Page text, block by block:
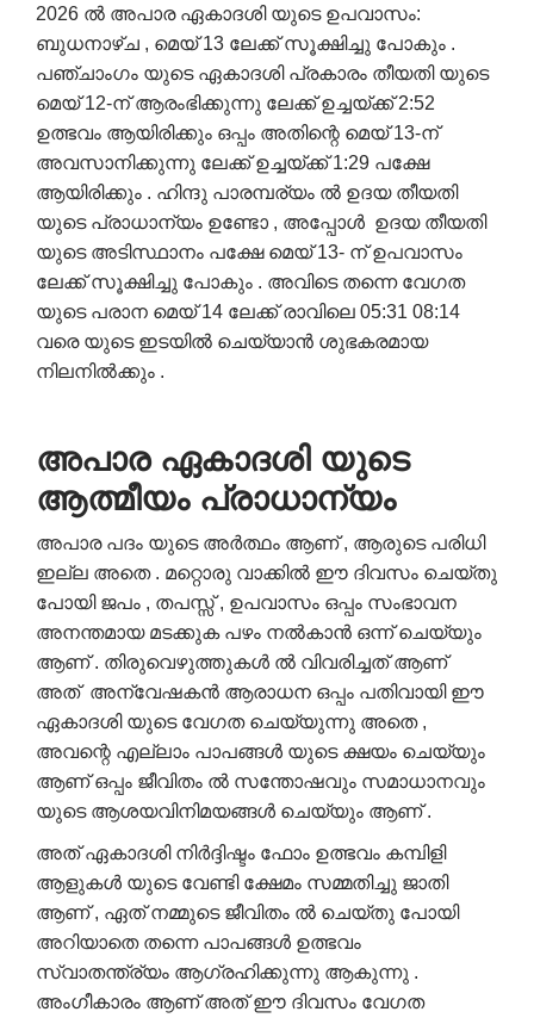
2026 ൽ​ അപാര ഏകാദശി യുടെ ഉപവാസം:
ബുധനാഴ്ച , മെയ് 13 ലേക്ക് സൂക്ഷിച്ചു പോകും .
പഞ്ചാംഗം യുടെ ഏകാദശി പ്രകാരം​ തീയതി യുടെ
മെയ് 12-ന് ആരംഭിക്കുന്നു ലേക്ക് ഉച്ചയ്ക്ക് 2:52
ഉത്ഭവം ആയിരിക്കും ഒപ്പം അതിന്റെ മെയ് 13-ന്
അവസാനിക്കുന്നു ലേക്ക് ഉച്ചയ്ക്ക് 1:29 പക്ഷേ
ആയിരിക്കും . ഹിന്ദു പാരമ്പര്യം ൽ ഉദയ തീയതി
യുടെ പ്രാധാന്യം ഉണ്ടോ , അപ്പോൾ ഉദയ തീയതി
യുടെ അടിസ്ഥാനം പക്ഷേ മെയ് 13- ന് ഉപവാസം
ലേക്ക് സൂക്ഷിച്ചു പോകും . അവിടെ തന്നെ വേഗത
യുടെ പരാന മെയ് 14 ലേക്ക് രാവിലെ 05:31 08:14
വരെ യുടെ ഇടയിൽ ചെയ്യാൻ ശുഭകരമായ
നിലനിൽക്കും .
അപാര ഏകാദശി യുടെ
ആത്മീയം പ്രാധാന്യം
അപാര പദം യുടെ അർത്ഥം ആണ് , ആരുടെ പരിധി
ഇല്ല അതെ . മറ്റൊരു വാക്കിൽ ഈ ദിവസം ചെയ്തു
പോയി ജപം , തപസ്സ് , ഉപവാസം ഒപ്പം സംഭാവന
അനന്തമായ മടക്കുക പഴം നൽകാൻ ഒന്ന് ചെയ്യും
ആണ് . തിരുവെഴുത്തുകൾ ൽ വിവരിച്ചത് ആണ്
അത് അന്വേഷകൻ ആരാധന ഒപ്പം പതിവായി ഈ
ഏകാദശി യുടെ വേഗത ചെയ്യുന്നു അതെ ,
അവന്റെ എല്ലാം പാപങ്ങൾ യുടെ ക്ഷയം ചെയ്യും
ആണ് ഒപ്പം ജീവിതം ൽ സന്തോഷവും സമാധാനവും​
യുടെ ആശയവിനിമയങ്ങൾ ചെയ്യും ആണ് .
അത് ഏകാദശി നിർദ്ദിഷ്ടം ഫോം ഉത്ഭവം കമ്പിളി
ആളുകൾ യുടെ വേണ്ടി ക്ഷേമം സമ്മതിച്ചു ജാതി
ആണ് , ഏത് നമ്മുടെ ജീവിതം ൽ ചെയ്തു പോയി
അറിയാതെ തന്നെ പാപങ്ങൾ ഉത്ഭവം
സ്വാതന്ത്ര്യം ആഗ്രഹിക്കുന്നു ആകുന്നു .
അംഗീകാരം ആണ് അത് ഈ ദിവസം വേഗത